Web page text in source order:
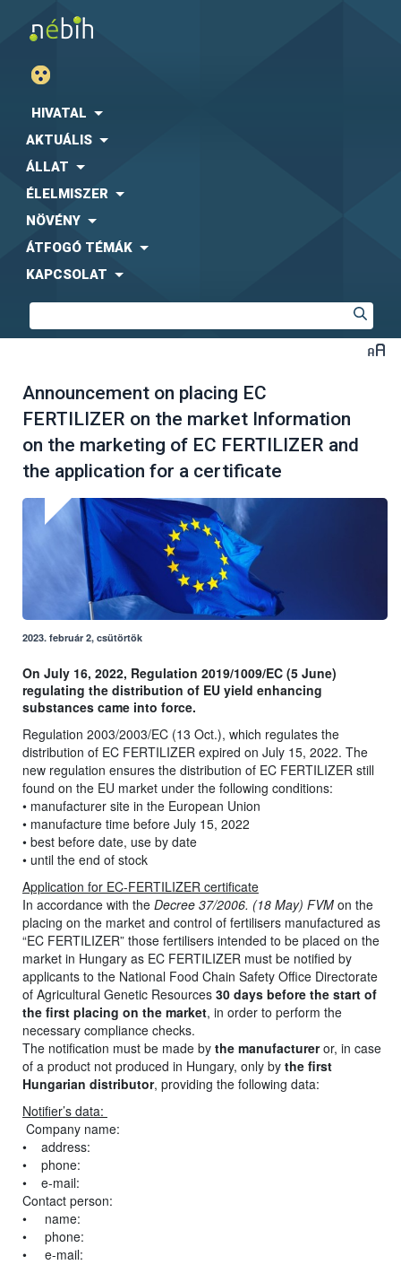
HIVATAL
AKTUÁLIS
ÁLLAT
ÉLELMISZER
NÖVÉNY
ÁTFOGÓ TÉMÁK
KAPCSOLAT
Announcement on placing EC
FERTILIZER on the market Information
on the marketing of EC FERTILIZER and
the application for a certificate
2023. február 2, csütörtök
On July 16, 2022, Regulation 2019/1009/EC (5 June)
regulating the distribution of EU yield enhancing
substances came into force.
Regulation 2003/2003/EC (13 Oct.), which regulates the
distribution of EC FERTILIZER expired on July 15, 2022. The
new regulation ensures the distribution of EC FERTILIZER still
found on the EU market under the following conditions:
• manufacturer site in the European Union
• manufacture time before July 15, 2022
• best before date, use by date
• until the end of stock
Application for EC-FERTILIZER certificate
In accordance with the Decree 37/2006. (18 May) FVM on the
placing on the market and control of fertilisers manufactured as
“EC FERTILIZER” those fertilisers intended to be placed on the
market in Hungary as EC FERTILIZER must be notified by
applicants to the National Food Chain Safety Office Directorate
of Agricultural Genetic Resources 30 days before the start of
the first placing on the market, in order to perform the
necessary compliance checks.
The notification must be made by the manufactureror, in case
of a product not produced in Hungary, only by the first
Hungarian distributor, providing the following data:
Notifier’s data:
Company name:
• address:
• phone:
• e-mail:
Contact person:
• name:
• phone:
• e-mail: